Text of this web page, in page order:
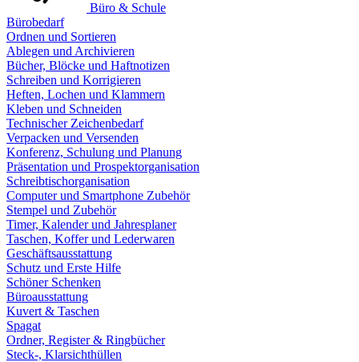
Büro & Schule
Bürobedarf
Ordnen und Sortieren
Ablegen und Archivieren
Bücher, Blöcke und Haftnotizen
Schreiben und Korrigieren
Heften, Lochen und Klammern
Kleben und Schneiden
Technischer Zeichenbedarf
Verpacken und Versenden
Konferenz, Schulung und Planung
Präsentation und Prospektorganisation
Schreibtischorganisation
Computer und Smartphone Zubehör
Stempel und Zubehör
Timer, Kalender und Jahresplaner
Taschen, Koffer und Lederwaren
Geschäftsausstattung
Schutz und Erste Hilfe
Schöner Schenken
Büroausstattung
Kuvert & Taschen
Spagat
Ordner, Register & Ringbücher
Steck-, Klarsichthüllen